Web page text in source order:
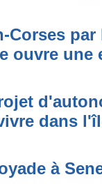
Corses par
ouvre une
dans
à